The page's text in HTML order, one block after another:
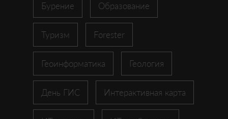
Бурение Образование
Туризм Forester
Геоинформатика Геология
День ГИС Интерактивная карта